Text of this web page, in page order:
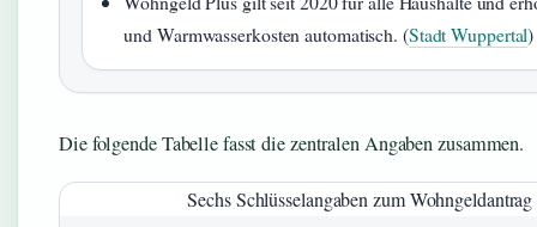
und Warmwasserkosten automatisch. (Stadt Wuppertal)
Die folgende Tabelle fasst die zentralen Angaben zusammen.
Sechs Schlüsselangaben zum